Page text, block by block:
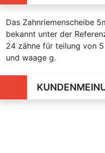
Das Zahnriemenscheibe
bekannt unter der
24 zähne für teilung von
und waage g.